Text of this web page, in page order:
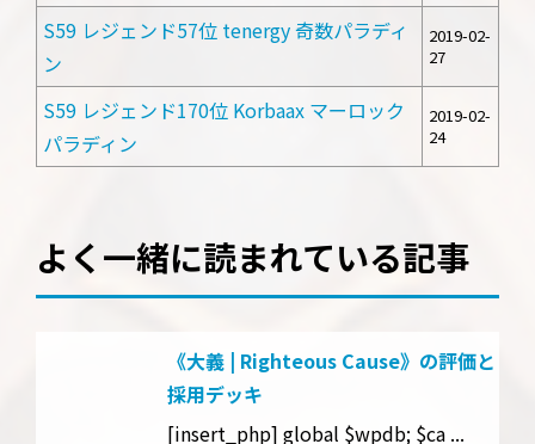
S59 レジェンド57位 tenergy 奇数パラディ
ン
2019-02-
27
S59 レジェンド170位 Korbaax マーロック
パラディン
2019-02-
24
よく一緒に読まれている記事
《大義 | Righteous Cause》の評価と
採用デッキ
[insert_php] global $wpdb; $ca ...